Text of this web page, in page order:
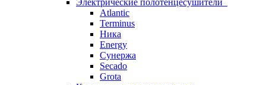
Электрические полотенцесушители
Atlantic
Terminus
Ника
Energy
Сунержа
Secado
Grota